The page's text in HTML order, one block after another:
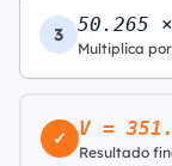
3 50.265
Multiplica
✓ V =
Resultado